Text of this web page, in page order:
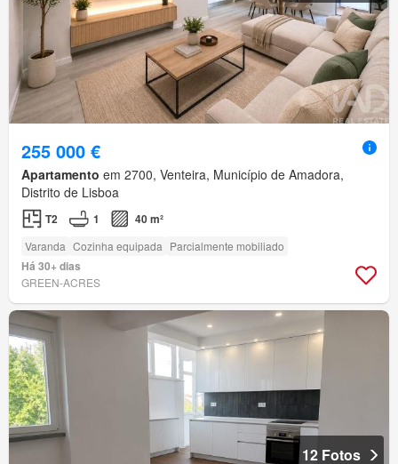
255 000 €
Apartamento em 2700, Venteira, Município de Amadora,
Distrito de Lisboa
T2 1 40 m²
Varanda Cozinha equipada Parcialmente mobiliado
Há 30+ dias
GREEN-ACRES
12 Fotos